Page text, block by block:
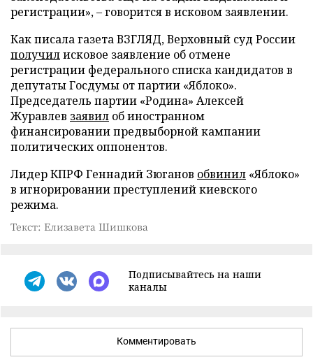
регистрации», – говорится в исковом заявлении.
Как писала газета ВЗГЛЯД, Верховный суд России
получилисковое заявление об отмене
регистрации федерального списка кандидатов в
депутаты Госдумы от партии «Яблоко».
Председатель партии «Родина» Алексей
Журавлев заявил об иностранном
финансировании предвыборной кампании
политических оппонентов.
Лидер КПРФ Геннадий Зюганов обвинил «Яблоко»
в игнорировании преступлений киевского
режима.
Текст: Елизавета Шишкова
Подписывайтесь на наши
каналы
Комментировать